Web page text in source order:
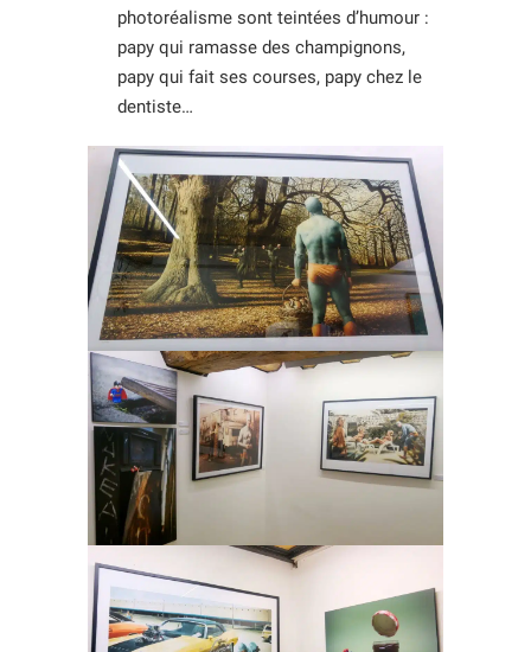
photoréalisme sont teintées d’humour :
papy qui ramasse des champignons,
papy qui fait ses courses, papy chez le
dentiste…